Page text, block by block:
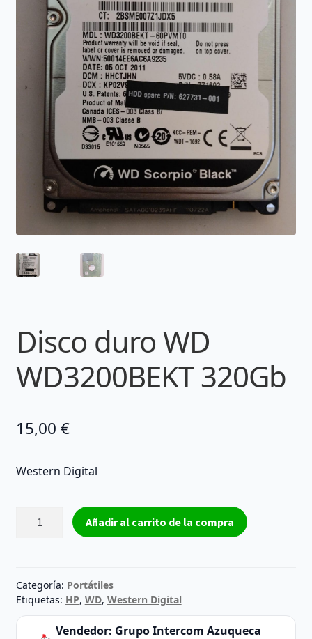
Disco duro WD
WD3200BEKT 320Gb
15,00 €
Western Digital
duro
320Gb
cantidad
Añadir al carrito de la compra
Categoría: Portátiles
Etiquetas: HP, WD, Western Digital
Vendedor: Grupo Intercom Azuqueca